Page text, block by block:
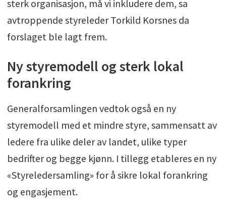
sterk organisasjon, må vi inkludere dem, sa
avtroppende styreleder Torkild Korsnes da
forslaget ble lagt frem.
Ny styremodell og sterk lokal
forankring
Generalforsamlingen vedtok også en ny
styremodell med et mindre styre, sammensatt av
ledere fra ulike deler av landet, ulike typer
bedrifter og begge kjønn. I tillegg etableres en ny
«Styreledersamling» for å sikre lokal forankring
og engasjement.